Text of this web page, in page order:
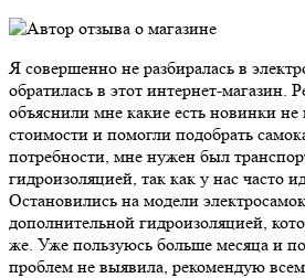
Я совершенно не разбиралась в
обратилась в этот интернет-магазин.
объяснили мне какие есть новинки
стоимости и помогли подобрать
потребности, мне нужен был
гидроизоляцией, так как у нас часто
Остановились на модели
дополнительной гидроизоляцией,
же. Уже пользуюсь больше месяца и
проблем не выявила, рекомендую всем